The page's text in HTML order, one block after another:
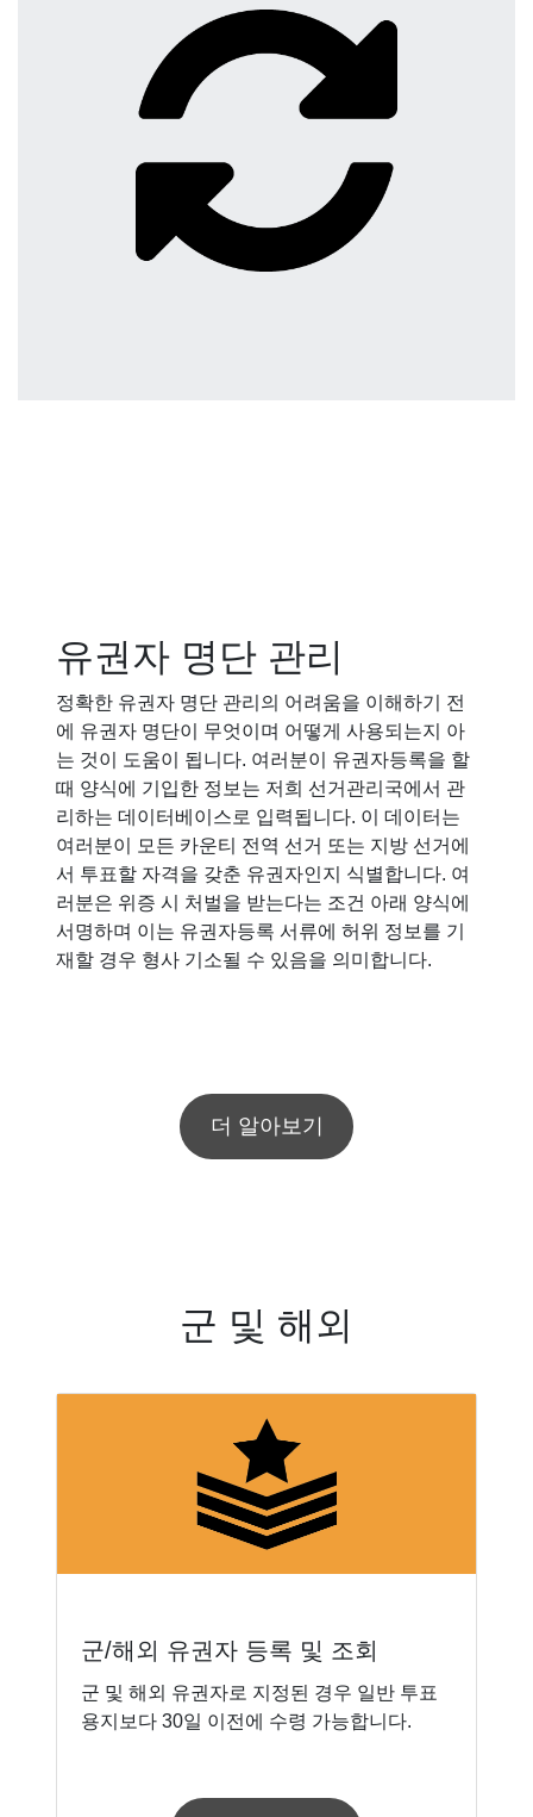
유권자 명단 관리
정확한 유권자 명단 관리의 어려움을 이해하기 전
에 유권자 명단이 무엇이며 어떻게 사용되는지 아
는 것이 도움이 됩니다. 여러분이 유권자등록을 할
때 양식에 기입한 정보는 저희 선거관리국에서 관
리하는 데이터베이스로 입력됩니다. 이 데이터는
여러분이 모든 카운티 전역 선거 또는 지방 선거에
서 투표할 자격을 갖춘 유권자인지 식별합니다. 여
러분은 위증 시 처벌을 받는다는 조건 아래 양식에
서명하며 이는 유권자등록 서류에 허위 정보를 기
재할 경우 형사 기소될 수 있음을 의미합니다.
더 알아보기
군 및 해외
군/해외 유권자 등록 및 조회
군 및 해외 유권자로 지정된 경우 일반 투표
용지보다 30일 이전에 수령 가능합니다.